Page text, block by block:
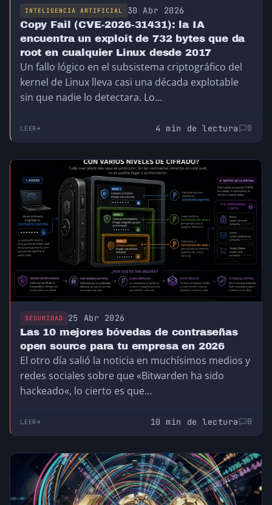
INTELIGENCIA ARTIFICIAL 30 Abr 2026
Copy Fail (CVE-2026-31431): la IA
encuentra un exploit de 732 bytes que da
root en cualquier Linux desde 2017
Un fallo lógico en el subsistema criptográfico del
kernel de Linux lleva casi una década explotable
sin que nadie lo detectara. Lo…
LEER 4 min de lectura 0
SEGURIDAD 25 Abr 2026
Las 10 mejores bóvedas de contraseñas
open source para tu empresa en 2026
El otro día salió la noticia en muchísimos medios y
redes sociales sobre que «Bitwarden ha sido
hackeado«, lo cierto es que…
LEER 10 min de lectura 0